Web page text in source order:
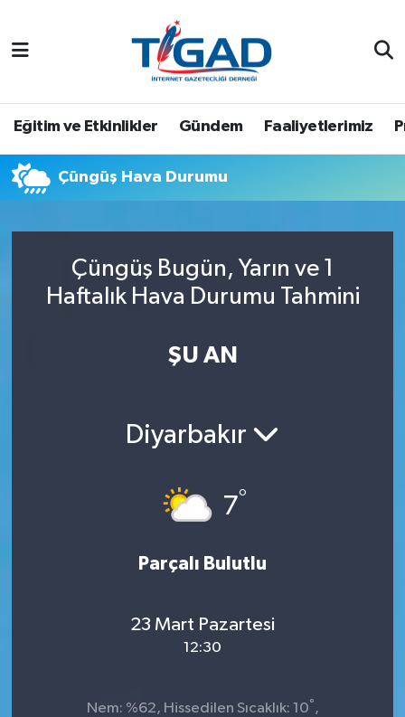
Eğitim ve Etkinlikler Gündem Faaliyetlerimiz
Çüngüş Hava Durumu
Çüngüş Bugün, Yarın ve 1
Haftalık Hava Durumu Tahmini
ŞU AN
Diyarbakır
7°
Parçalı Bulutlu
23 Mart Pazartesi
12:30
Nem: %62, Hissedilen Sıcaklık: 10° ,
Nöbetçi Eczaneler
Tüm Manşetler
Son Dakika Haberleri